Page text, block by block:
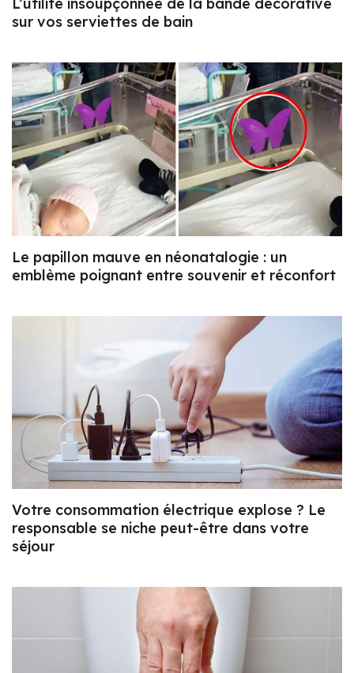
L’utilité insoupçonnée de la bande décorative
sur vos serviettes de bain
Le papillon mauve en néonatalogie : un
emblème poignant entre souvenir et réconfort
Votre consommation électrique explose ? Le
responsable se niche peut-être dans votre
séjour